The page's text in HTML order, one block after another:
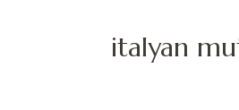
italyan